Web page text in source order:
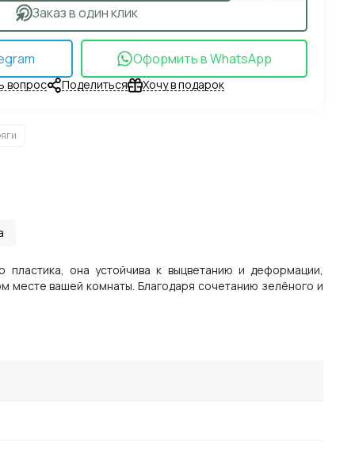
Заказ в один клик
Оформить в WhatsApp
вопрос Поделиться Хочу в подарок
пластика, она устойчива к выцветанию и деформации,
месте вашей комнаты. Благодаря сочетанию зелёного и